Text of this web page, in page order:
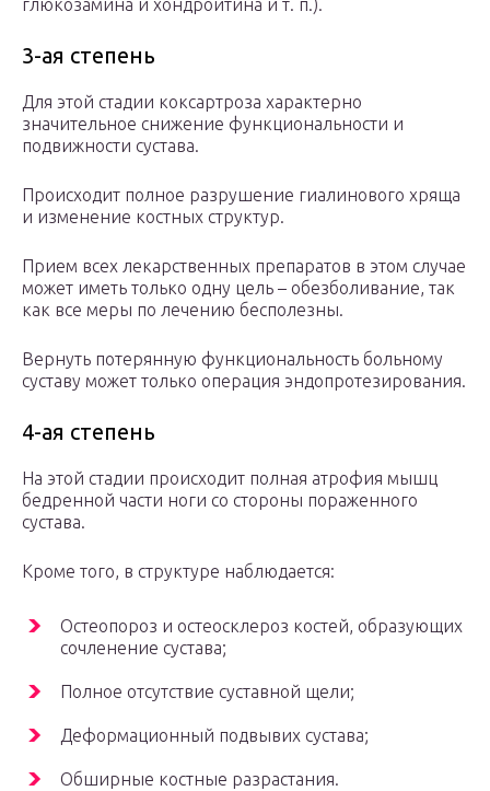
глюкозамина и хондроитина и т. п.).
3-ая степень
Для этой стадии коксартроза характерно
значительное снижение функциональности и
подвижности сустава.
Происходит полное разрушение гиалинового хряща
и изменение костных структур.
Прием всех лекарственных препаратов в этом случае
может иметь только одну цель – обезболивание, так
как все меры по лечению бесполезны.
Вернуть потерянную функциональность больному
суставу может только операция эндопротезирования.
4-ая степень
На этой стадии происходит полная атрофия мышц
бедренной части ноги со стороны пораженного
сустава.
Кроме того, в структуре наблюдается:
Остеопороз и остеосклероз костей, образующих
сочленение сустава;
Полное отсутствие суставной щели;
Деформационный подвывих сустава;
Обширные костные разрастания.